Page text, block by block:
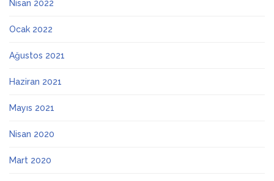
Nisan 2022
Ocak 2022
Ağustos 2021
Haziran 2021
Mayıs 2021
Nisan 2020
Mart 2020